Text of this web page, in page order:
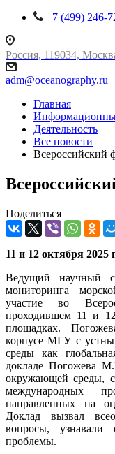
+7 (499) 246-
Россия, 119034,
adm@oceanography.ru
Главная
Деятельность
Все новости
Всероссийский
Поделиться
11 и 12 октября 2025
Ведущий научный
мониторинга
участие во
проходившем 11 и
площадках.
корпусе МГУ с
среды как
докладе Погожева
окружающей среды,
международных
направленных на
Доклад вызвал
вопросы,
проблемы.